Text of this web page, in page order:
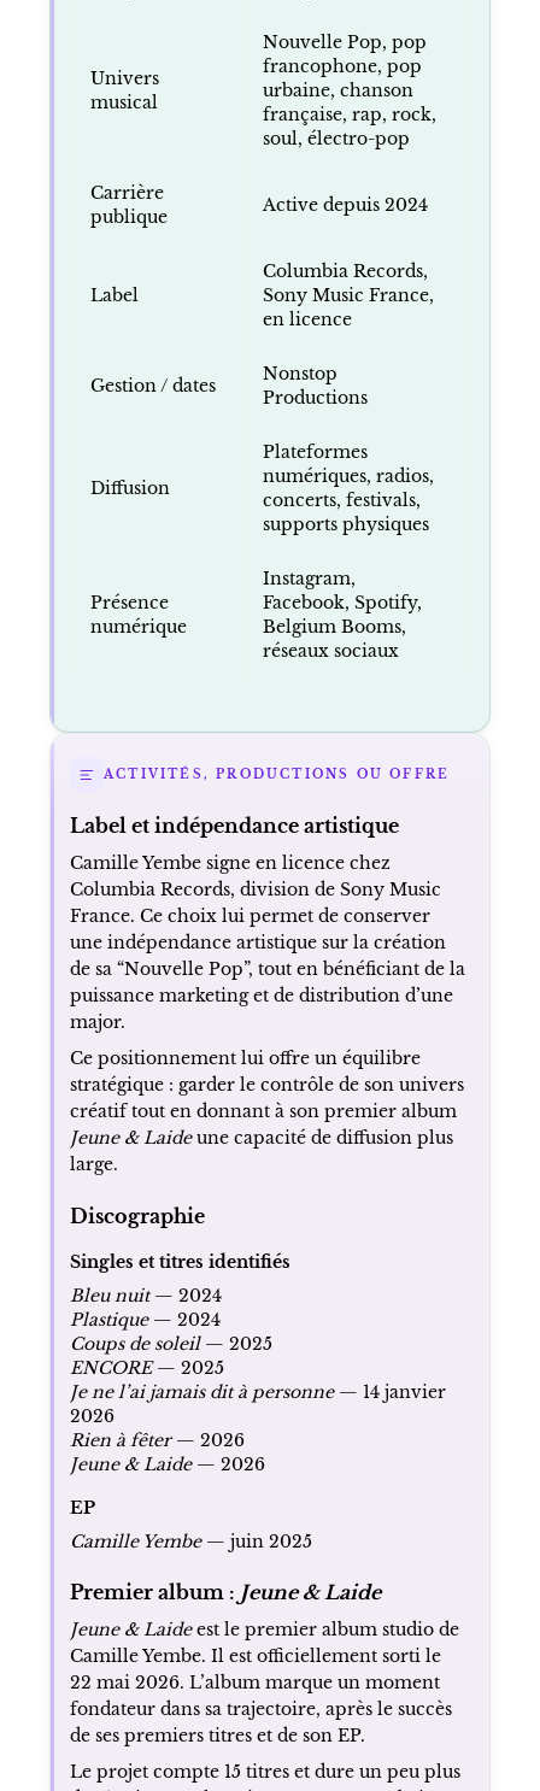
Univers
musical
Nouvelle Pop, pop
francophone, pop
urbaine, chanson
française, rap, rock,
soul, électro-pop
Carrière
publique
Active depuis 2024
Label
Columbia Records,
Sony Music France,
en licence
Gestion / dates
Nonstop
Productions
Diffusion
Plateformes
numériques, radios,
concerts, festivals,
supports physiques
Présence
numérique
Instagram,
Facebook, Spotify,
Belgium Booms,
réseaux sociaux
ACTIVITÉS, PRODUCTIONS OU OFFRE
Label et indépendance artistique
Camille Yembe signe en licence chez
Columbia Records, division de Sony Music
France. Ce choix lui permet de conserver
une indépendance artistique sur la création
de sa “Nouvelle Pop”, tout en bénéficiant de la
puissance marketing et de distribution d’une
major.
Ce positionnement lui offre un équilibre
stratégique : garder le contrôle de son univers
créatif tout en donnant à son premier album
Jeune & Laideune capacité de diffusion plus
large.
Discographie
Singles et titres identifiés
Bleu nuit— 2024
Plastique— 2024
Coups de soleil— 2025
ENCORE— 2025
Je ne l’ai jamais dit à personne— 14 janvier
2026
Rien à fêter— 2026
Jeune & Laide— 2026
EP
Camille Yembe— juin 2025
Premier album : Jeune & Laide
Jeune & Laideest le premier album studio de
Camille Yembe. Il est officiellement sorti le
22 mai 2026. L’album marque un moment
fondateur dans sa trajectoire, après le succès
de ses premiers titres et de son EP.
Le projet compte 15 titres et dure un peu plus